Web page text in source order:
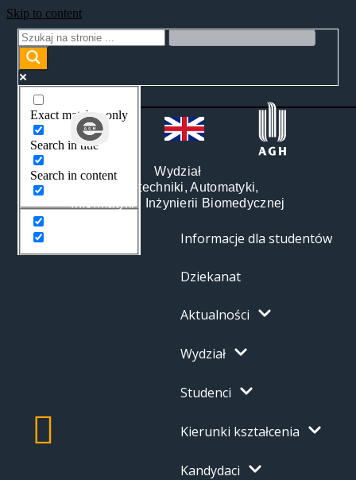
Skip to content
Exact matches only
Search in title
Search in content
Wydział
Elektrotechniki, Automatyki,
Informatyki i Inżynierii Biomedycznej
Informacje dla studentów
Dziekanat
Aktualności
Wydział
Studenci
Kierunki kształcenia
Kandydaci